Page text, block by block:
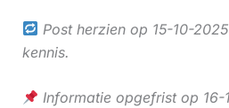
Post herzien op 15-10-
kennis.
Informatie opgefrist op